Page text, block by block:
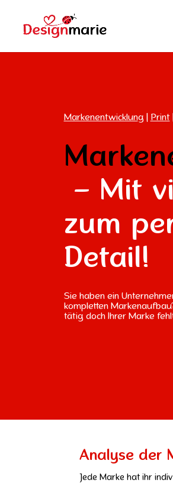
Markenentwicklung Print|
– Mit
zum
Detail!
Sie haben ein
kompletten
tätig doch Ihrer Marke
Analyse der
Jede Marke hat ihr